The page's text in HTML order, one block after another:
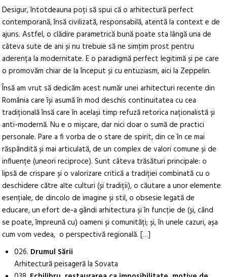
Desigur, întotdeauna poți să spui că o arhitectură perfect
contemporană, însă civilizată, responsabilă, atentă la context e de
ajuns. Astfel, o clădire parametrică bună poate sta lângă una de
câteva sute de ani și nu trebuie să ne simțim prost pentru
aderența la modernitate. E o paradigmă perfect legitimă și pe care
o promovăm chiar de la început și cu entuziasm, aici la Zeppelin.
Însă am vrut să dedicăm acest număr unei arhitecturi recente din
România care își asumă în mod deschis continuitatea cu cea
tradițională însă care în același timp refuză retorica naționalistă și
anti-modernă. Nu e o mișcare, dar nici doar o sumă de practici
personale. Pare a fi vorba de o stare de spirit, din ce în ce mai
răspândită și mai articulată, de un complex de valori comune și de
influențe (uneori reciproce). Sunt câteva trăsături principale: o
lipsă de crispare și o valorizare critică a tradiției combinată cu o
deschidere către alte culturi (și tradiții), o căutare a unor elemente
esențiale, de dincolo de imagine și stil, o obsesie legată de
educare, un efort de-a gândi arhitectura și în funcție de (și, când
se poate, împreună cu) oameni și comunități; și, în unele cazuri, așa
cum vom vedea, o perspectivă regională. […]
026. Drumul Sării
Arhitectură peisageră la Sovata